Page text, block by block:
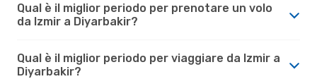
Qual è il miglior periodo per prenotare un volo
da Izmir a Diyarbakir?
Qual è il miglior periodo per viaggiare da Izmir a
Diyarbakir?